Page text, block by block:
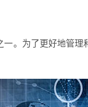
。为了更好地管理